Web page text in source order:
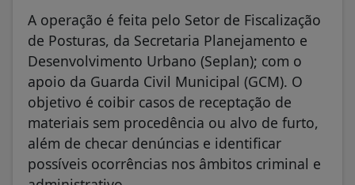
A operação é feita pelo Setor de Fiscalização
de Posturas, da Secretaria Planejamento e
Desenvolvimento Urbano (Seplan); com o
apoio da Guarda Civil Municipal (GCM). O
objetivo é coibir casos de receptação de
materiais sem procedência ou alvo de furto,
além de checar denúncias e identificar
possíveis ocorrências nos âmbitos criminal e